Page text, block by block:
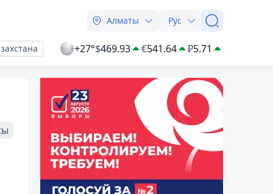
Алматы Рус
+27°$469.93 €541.64 ₽5.71